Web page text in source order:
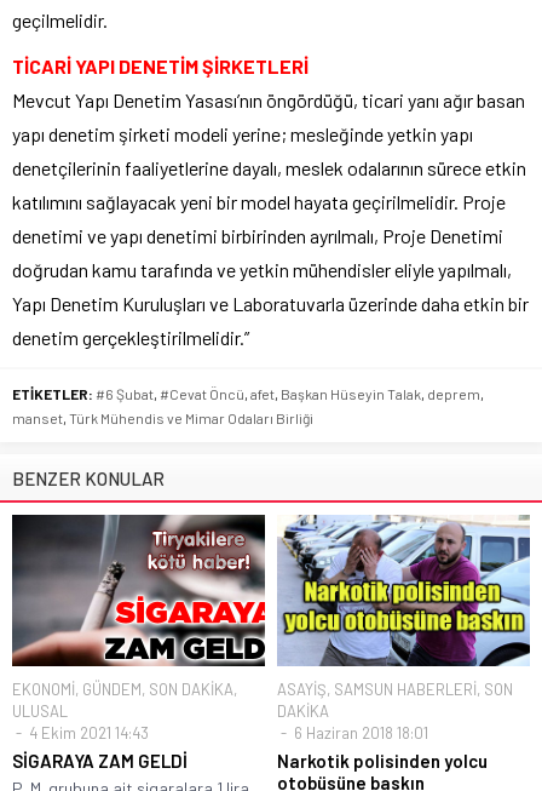
geçilmelidir.
TİCARİ YAPI DENETİM ŞİRKETLERİ
Mevcut Yapı Denetim Yasası’nın öngördüğü, ticari yanı ağır basan
yapı denetim şirketi modeli yerine; mesleğinde yetkin yapı
denetçilerinin faaliyetlerine dayalı, meslek odalarının sürece etkin
katılımını sağlayacak yeni bir model hayata geçirilmelidir. Proje
denetimi ve yapı denetimi birbirinden ayrılmalı, Proje Denetimi
doğrudan kamu tarafında ve yetkin mühendisler eliyle yapılmalı,
Yapı Denetim Kuruluşları ve Laboratuvarla üzerinde daha etkin bir
denetim gerçekleştirilmelidir.”
ETİKETLER: #6 Şubat, #Cevat Öncü, afet, Başkan Hüseyin Talak, deprem,
manset, Türk Mühendis ve Mimar Odaları Birliği
BENZER KONULAR
EKONOMİ, GÜNDEM, SON DAKİKA,
ULUSAL
4 Ekim 2021 14:43
SİGARAYA ZAM GELDİ
ASAYİŞ, SAMSUN HABERLERİ, SON
DAKİKA
6 Haziran 2018 18:01
Narkotik polisinden yolcu
otobüsüne baskın